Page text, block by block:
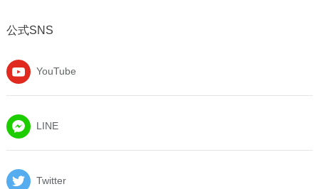
公式SNS
YouTube
LINE
Twitter